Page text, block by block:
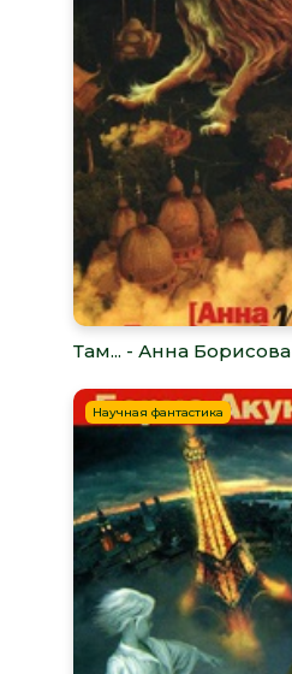
Там... - Анна Борисова
Научная фантастика